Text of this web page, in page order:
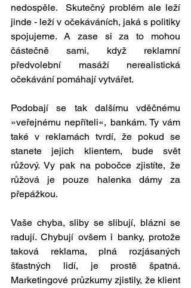
nedospěle.  Skutečný problém ale leží
jinde - leží v očekáváních, jaká s politiky
spojujeme. A zase si za to mohou
částečně sami, když reklamní
předvolební masáží nerealistická
očekávání pomáhají vytvářet.
Podobají se tak dalšímu vděčnému
»veřejnému nepříteli«, bankám. Ty vám
také v reklamách tvrdí, že pokud se
stanete jejich klientem, bude svět
růžový. Vy pak na pobočce zjistíte, že
růžová je pouze halenka dámy za
přepážkou.
Vaše chyba, sliby se slibují, blázni se
radují. Chybují ovšem i banky, protože
taková reklama, plná rozjásaných
šťastných lidí, je prostě špatná.
Marketingové průzkumy zjistily, že klient